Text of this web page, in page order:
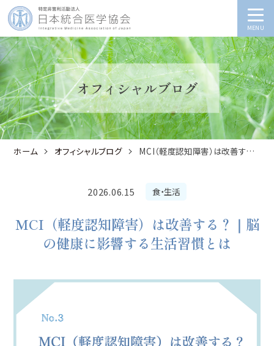
MENU
オフィシャルブログ
ホーム オフィシャルブログ MCI（軽度認知障害）は改善する？｜脳の健康に影響する生活習慣とは
2026.06.15 食・生活
MCI（軽度認知障害）は改善する？｜脳
の健康に影響する生活習慣とは